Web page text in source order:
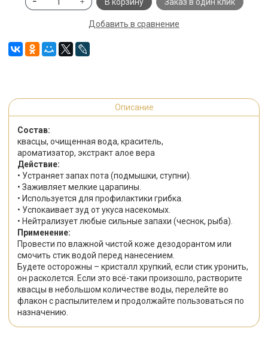
В корзину Заказ в один клик
Добавить в сравнение
Описание
Состав:
квасцы, очищенная вода, краситель,
ароматизатор, экстракт алое вера
Действие:
• Устраняет запах пота (подмышки, ступни).
• Заживляет мелкие царапины.
• Используется для профилактики грибка.
• Успокаивает зуд от укуса насекомых.
• Нейтрализует любые сильные запахи (чеснок, рыба).
Применение:
Провести по влажной чистой коже дезодорантом или
смочить стик водой перед нанесением.
Будете осторожны – кристалл хрупкий, если стик уронить,
он расколется. Если это всё-таки произошло, растворите
квасцы в небольшом количестве воды, перелейте во
флакон с распылителем и продолжайте пользоваться по
назначению.